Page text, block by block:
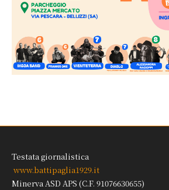
Testata giornalistica
www.battipaglia1929.it
Minerva ASD APS (C.F. 91076630655)